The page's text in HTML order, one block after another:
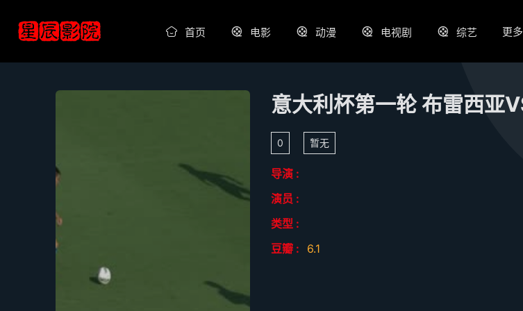
首页 电影 动漫 电视剧 综艺 更多
0 暂无
导演 :
演员 :
类型 :
豆瓣 :
6.1